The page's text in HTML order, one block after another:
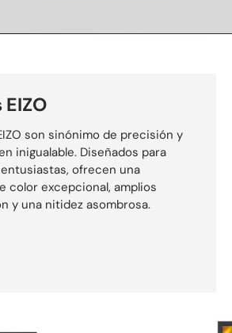
son sinónimo de precisión y
inigualable. Diseñados para
ofrecen una
color excepcional, amplios
y una nitidez asombrosa.